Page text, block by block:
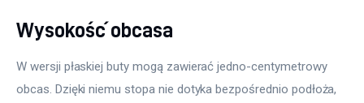
Wysokość obcasa
W wersji płaskiej buty mogą zawierać jedno-centymetrowy
obcas. Dzięki niemu stopa nie dotyka bezpośrednio podłoża,